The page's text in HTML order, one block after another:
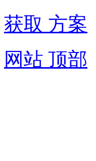
获取 方案
网站 顶部